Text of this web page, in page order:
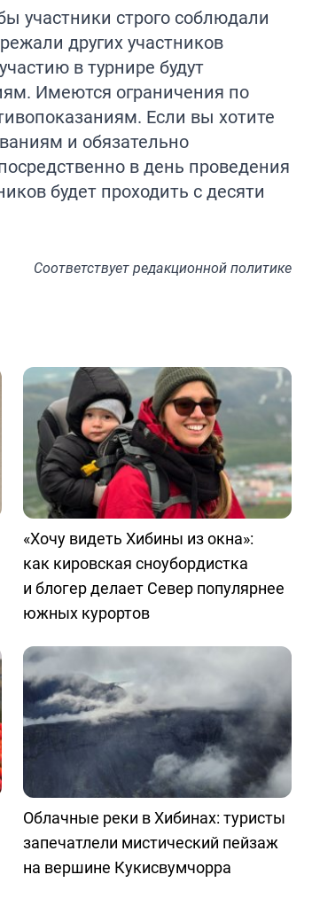
участники строго соблюдали
других участников
в турнире будут
Имеются ограничения по
Если вы хотите
и обязательно
в день проведения
будет проходить с десяти
Соответствуетредакционной политике
«Хочу видеть Хибины из окна»:
как кировская сноубордистка
и блогер делает Север популярнее
южных курортов
Облачные реки в Хибинах: туристы
запечатлели мистический пейзаж
на вершине Кукисвумчорра